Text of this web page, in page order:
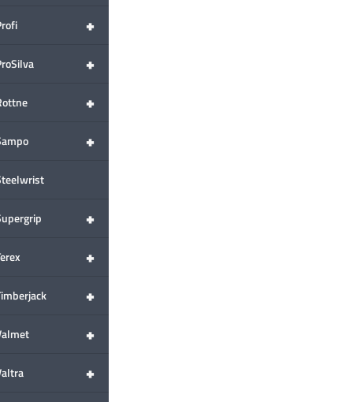
+
+
+
+
+
+
+
+
+